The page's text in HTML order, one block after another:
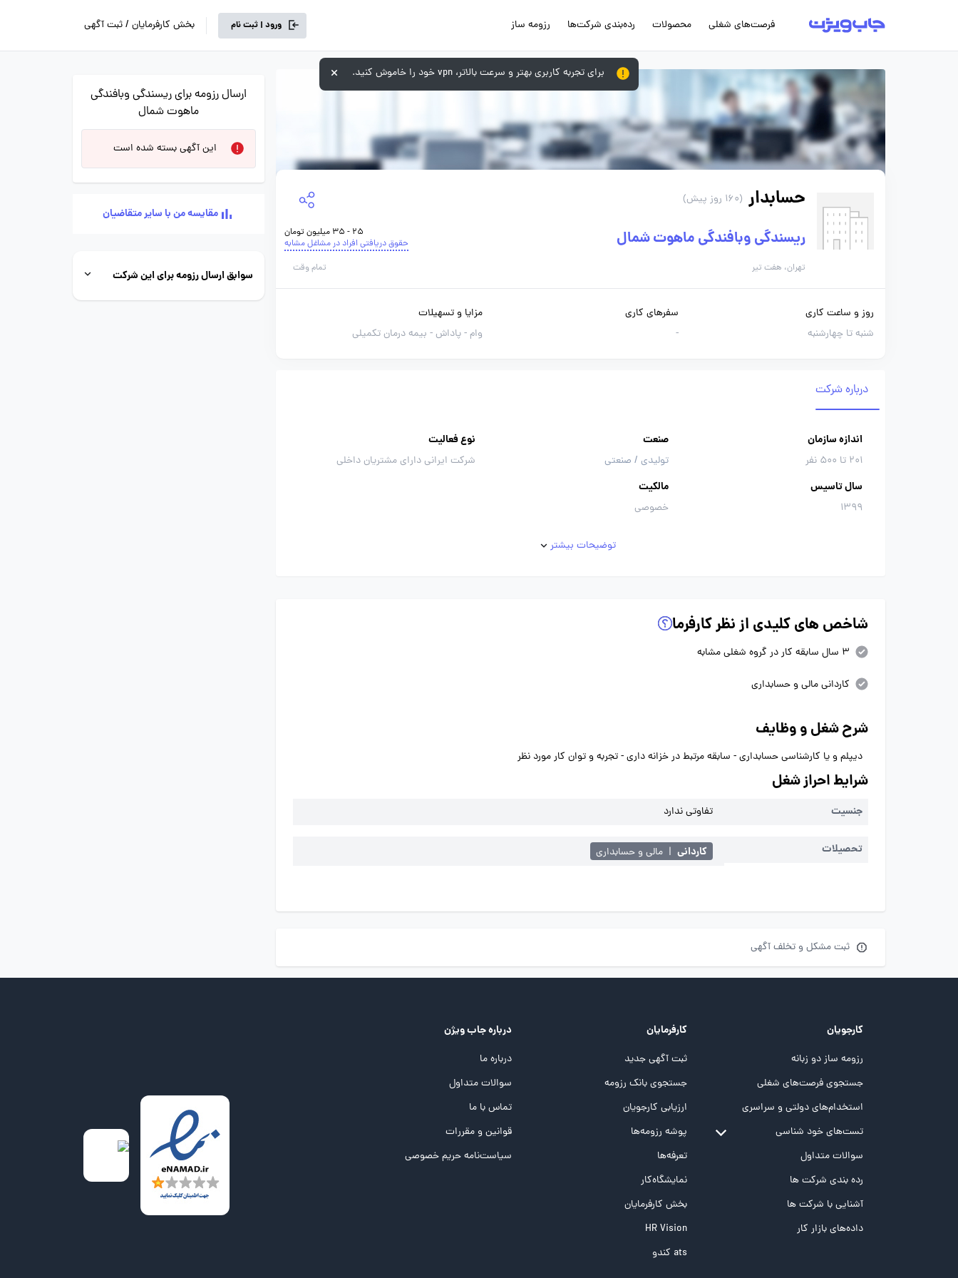
فرصت‌های شغلی محصولات رده‌بندی شرکت‌ها رزومه ساز ورود | ثبت نام بخش کارفرمایان / ثبت آگهی
حسابدار (160 روز پیش)
ریسندگی وبافندگی ماهوت شمال
25 - 35 میلیون تومان
حقوق دریافتی افراد در مشاغل مشابه
تهران، هفت تیر
تمام وقت
روز و ساعت کاری
شنبه تا چهارشنبه
سفرهای کاری
-
مزایا و تسهیلات
وام - پاداش - بیمه درمان تکمیلی
درباره شرکت
اندازه سازمان
201 تا 500 نفر
صنعت
تولیدی / صنعتی
نوع فعالیت
شرکت ایرانی دارای مشتریان داخلی
سال تاسیس
1399
مالکیت
خصوصی
توضیحات بیشتر
شاخص های کلیدی از نظر کارفرما
3 سال سابقه کار در گروه شغلی مشابه
کاردانی مالی و حسابداری
شرح شغل و وظایف
دیپلم و یا کارشناسی حسابداری - سابقه مرتبط در خزانه داری - تجربه و توان کار مورد نظر
شرایط احراز شغل
جنسیت تفاوتی ندارد
تحصیلات کاردانی | مالی و حسابداری
ثبت مشکل و تخلف آگهی
ارسال رزومه برای ریسندگی وبافندگی
ماهوت شمال
این آگهی بسته شده است
مقایسه من با سایر متقاضیان
سوابق ارسال رزومه برای این شرکت
کارجویان
رزومه ساز دو زبانه
جستجوی فرصت‌های شغلی
استخدام‌های دولتی و سراسری
تست‌های خود شناسی
تست MBTI
تست تیپ سنجی شغلی Holland
تست NEO
تست هوش های چندگانه
سوالات متداول
رده بندی شرکت ها
آشنایی با شرکت ها
داده‌های بازار کار
کارفرمایان
ثبت آگهی جدید
جستجوی بانک رزومه
ارزیابی کارجویان
پوشه‌‌ رزومه‌ها
تعرفه‌ها
نمایشگاه‌کار
بخش کارفرمایان
HR Vision
ats کندو
درباره جاب ویژن
درباره ما
سوالات متداول
تماس با ما
قوانین و مقررات
سیاست‌نامه حریم خصوصی
برای تجربه کاربری بهتر و سرعت بالاتر، vpn خود را خاموش کنید.